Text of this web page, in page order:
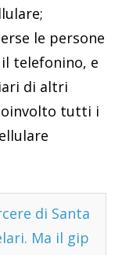
le persone
telefonino, e
di altri
tutti i
di Santa
Ma il gip